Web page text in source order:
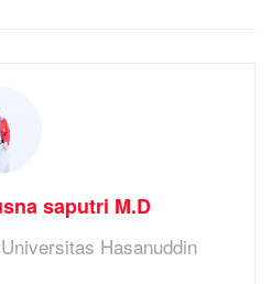
saputri M.D
Hasanuddin